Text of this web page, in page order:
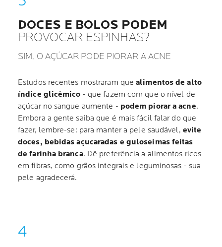
DOCES E BOLOS PODEM
PROVOCAR ESPINHAS?
SIM, O AÇÚCAR PODE PIORAR A ACNE
Estudos recentes mostraram quealimentos de alto
índice glicêmico - que fazem com que o nível de
açúcar no sangue aumente - podem piorar a acne.
Embora a gente saiba que é mais fácil falar do que
fazer, lembre-se: para manter a pele saudável, evite
doces, bebidas açucaradas e guloseimas feitas
de farinha branca. Dê preferência a alimentos ricos
em fibras, como grãos integrais e leguminosas - sua
pele agradecerá.